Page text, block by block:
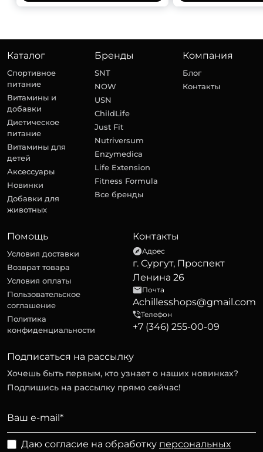
Каталог
Спортивное
питание
Витамины и
добавки
Диетическое
питание
Витамины для
детей
Аксессуары
Новинки
Добавки для
животных
Бренды
SNT
NOW
USN
ChildLife
Just Fit
Nutriversum
Enzymedica
Life Extension
Fitness Formula
Все бренды
Компания
Блог
Контакты
Помощь
Условия доставки
Возврат товара
Условия оплаты
Пользовательское
соглашение
Политика
конфиденциальности
Контакты
Адрес
г. Сургут, Проспект
Ленина 26
Почта
Achillesshops@gmail.com
Телефон
+7 (346) 255-00-09
Подписаться на рассылку
Хочешь быть первым, кто узнает о наших новинках?
Подпишись на рассылку прямо сейчас!
Даю согласие на обработку персональных